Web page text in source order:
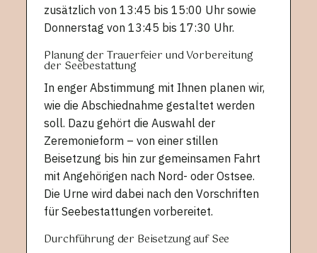
zusätzlich von 13:45 bis 15:00 Uhr sowie
Donnerstag von 13:45 bis 17:30 Uhr.
Planung der Trauerfeier und Vorbereitung
der Seebestattung
In enger Abstimmung mit Ihnen planen wir,
wie die Abschiednahme gestaltet werden
soll. Dazu gehört die Auswahl der
Zeremonieform – von einer stillen
Beisetzung bis hin zur gemeinsamen Fahrt
mit Angehörigen nach Nord- oder Ostsee.
Die Urne wird dabei nach den Vorschriften
für Seebestattungen vorbereitet.
Durchführung der Beisetzung auf See